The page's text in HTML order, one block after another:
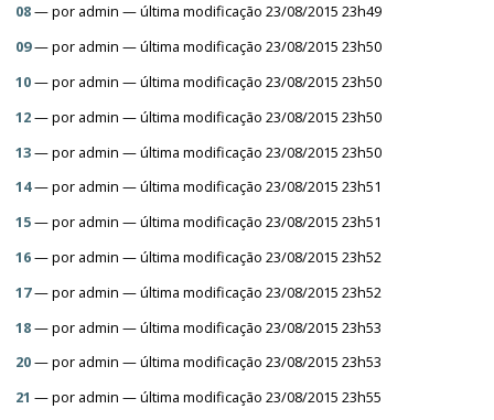
08—por admin — última modificação 23/08/2015 23h49
09—por admin — última modificação 23/08/2015 23h50
10—por admin — última modificação 23/08/2015 23h50
12—por admin — última modificação 23/08/2015 23h50
13—por admin — última modificação 23/08/2015 23h50
14—por admin — última modificação 23/08/2015 23h51
15—por admin — última modificação 23/08/2015 23h51
16—por admin — última modificação 23/08/2015 23h52
17—por admin — última modificação 23/08/2015 23h52
18—por admin — última modificação 23/08/2015 23h53
20—por admin — última modificação 23/08/2015 23h53
21 —por admin — última modificação 23/08/2015 23h55